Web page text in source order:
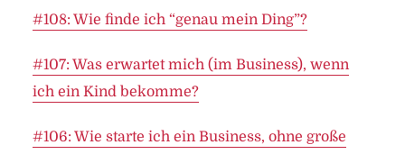
#108: Wie finde ich “genau mein Ding”?
#107: Was erwartet mich (im Business), wenn
ich ein Kind bekomme?
#106: Wie starte ich ein Business, ohne große